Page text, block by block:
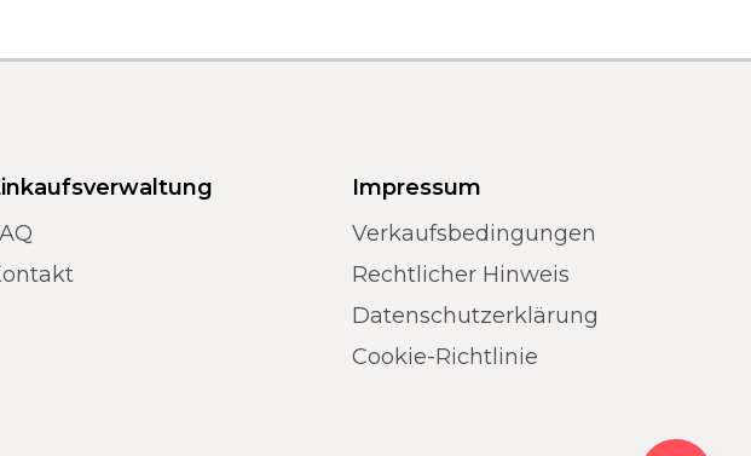
Impressum
Verkaufsbedingungen
Rechtlicher Hinweis
Datenschutzerklärung
Cookie-Richtlinie